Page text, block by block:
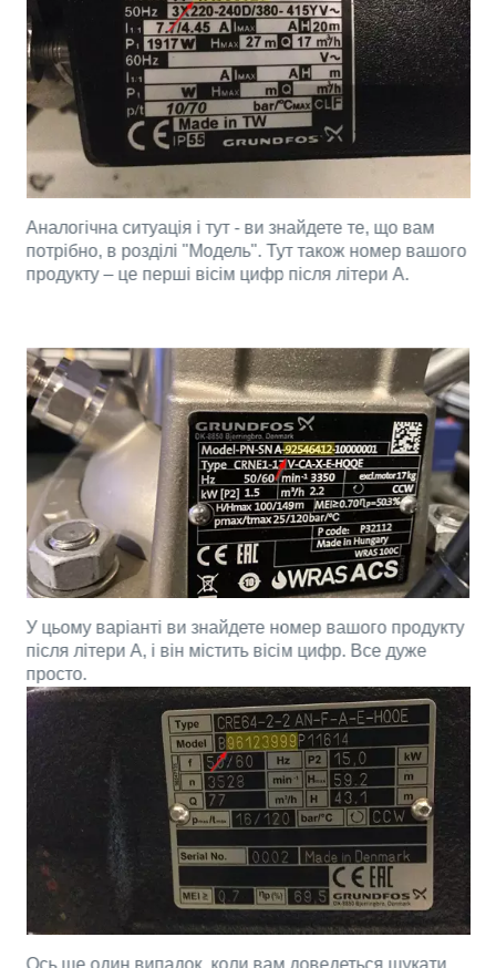
Аналогічна ситуація і тут - ви знайдете те, що вам
потрібно, в розділі "Модель". Тут також номер вашого
продукту – це перші вісім цифр після літери A.
У цьому варіанті ви знайдете номер вашого продукту
після літери А, і він містить вісім цифр. Все дуже
просто.